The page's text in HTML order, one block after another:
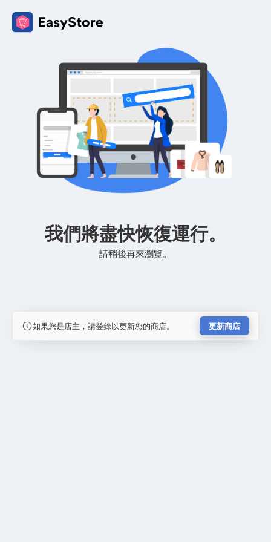
我們將盡快恢復運行。
請稍後再來瀏覽。
如果您是店主，請登錄以更新您的商店。 更新商店